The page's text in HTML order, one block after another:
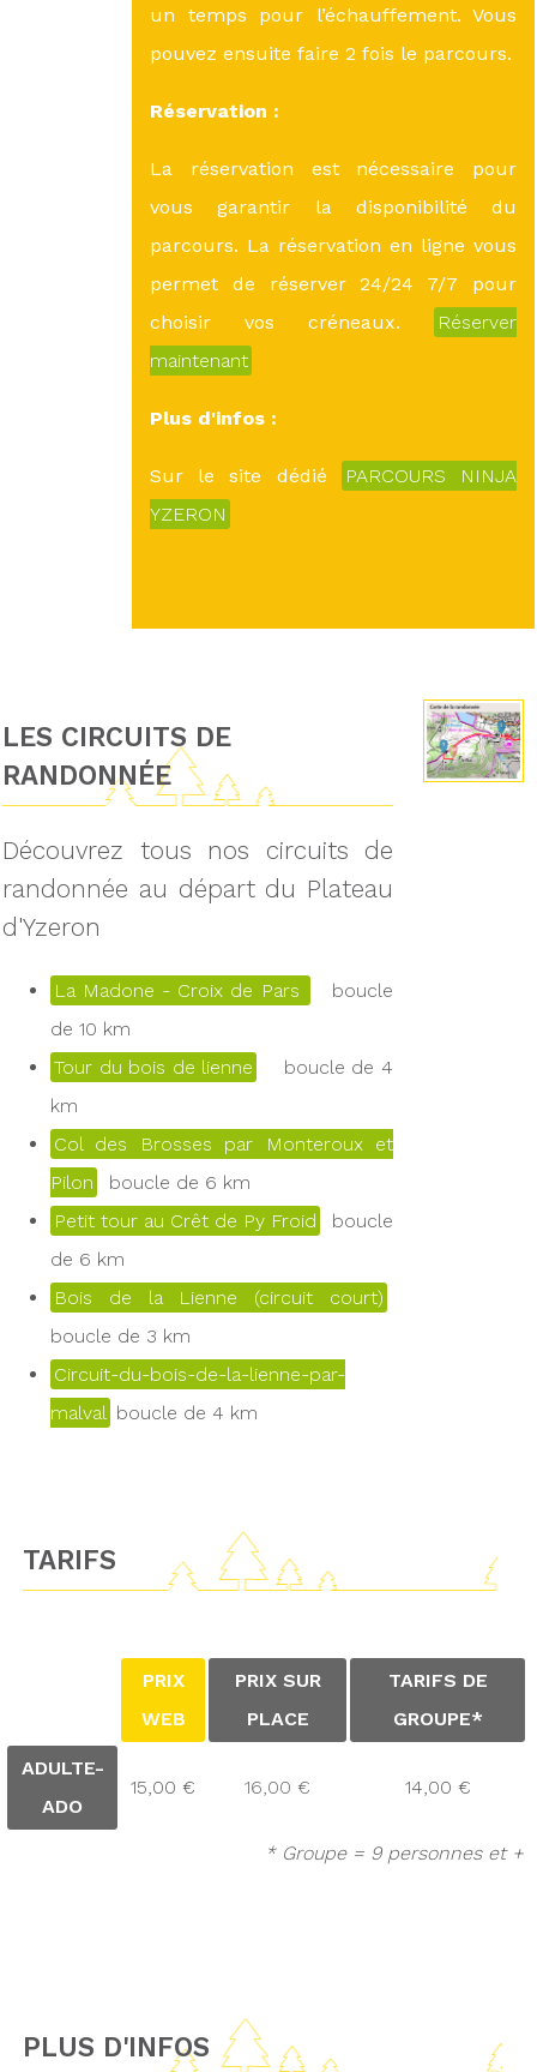
un temps pour l’échauffement. Vous
pouvez ensuite faire 2 fois le parcours.
Réservation :
La réservation est nécessaire pour
vous garantir la disponibilité du
parcours. La réservation en ligne vous
permet de réserver 24/24 7/7 pour
choisir vos créneaux.
Réserver
maintenant
Plus d'infos :
Sur le site dédié
PARCOURS NINJA
YZERON
LES CIRCUITS DE
RANDONNÉE
Découvrez tous nos circuits de
randonnée au départ du Plateau
d'Yzeron
La Madone - Croix de Pars
boucle
de 10 km
Tour du bois de lienne
boucle de 4
km
Col des Brosses par Monteroux et
Pilon
boucle de 6 km
Petit tour au Crêt de Py Froid
boucle
de 6 km
Bois de la Lienne (circuit court)
boucle de 3 km
Circuit-du-bois-de-la-lienne-par-
malval boucle de 4 km
TARIFS
PRIX
WEB
PRIX SUR
PLACE
TARIFS DE
GROUPE*
ADULTE-
ADO
15,00 € 16,00 € 14,00 €
* Groupe = 9 personnes et +
PLUS D'INFOS